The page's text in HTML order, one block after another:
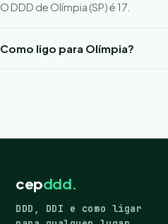
O DDD de Olímpia (SP) é 17.
Como ligo para Olímpia?
cepddd.
DDD, DDI e como ligar